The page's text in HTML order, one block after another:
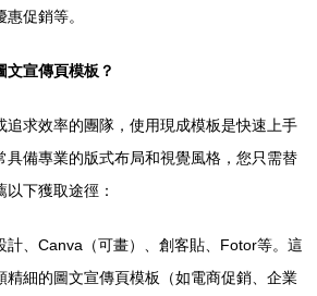
促銷等。
文宣傳頁模板？
追求效率的團隊，使用現成模板是快速上手
具備專業的版式布局和視覺風格，您只需替
下獲取途徑：
計、Canva（可畫）、創客貼、Fotor等。這
精細的圖文宣傳頁模板（如電商促銷、企業